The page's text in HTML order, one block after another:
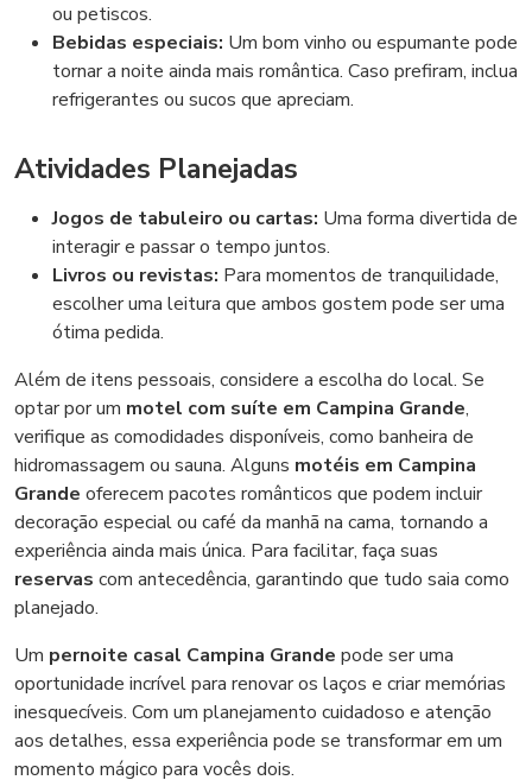
ou petiscos.
Bebidas especiais: Um bom vinho ou espumante pode
tornar a noite ainda mais romântica. Caso prefiram, inclua
refrigerantes ou sucos que apreciam.
Atividades Planejadas
Jogos de tabuleiro ou cartas: Uma forma divertida de
interagir e passar o tempo juntos.
Livros ou revistas: Para momentos de tranquilidade,
escolher uma leitura que ambos gostem pode ser uma
ótima pedida.
Além de itens pessoais, considere a escolha do local. Se
optar por um motel com suíte em Campina Grande,
verifique as comodidades disponíveis, como banheira de
hidromassagem ou sauna. Alguns motéis em Campina
Grande oferecem pacotes românticos que podem incluir
decoração especial ou café da manhã na cama, tornando a
experiência ainda mais única. Para facilitar, faça suas
reservas com antecedência, garantindo que tudo saia como
planejado.
Um pernoite casal Campina Grande pode ser uma
oportunidade incrível para renovar os laços e criar memórias
inesquecíveis. Com um planejamento cuidadoso e atenção
aos detalhes, essa experiência pode se transformar em um
momento mágico para vocês dois.